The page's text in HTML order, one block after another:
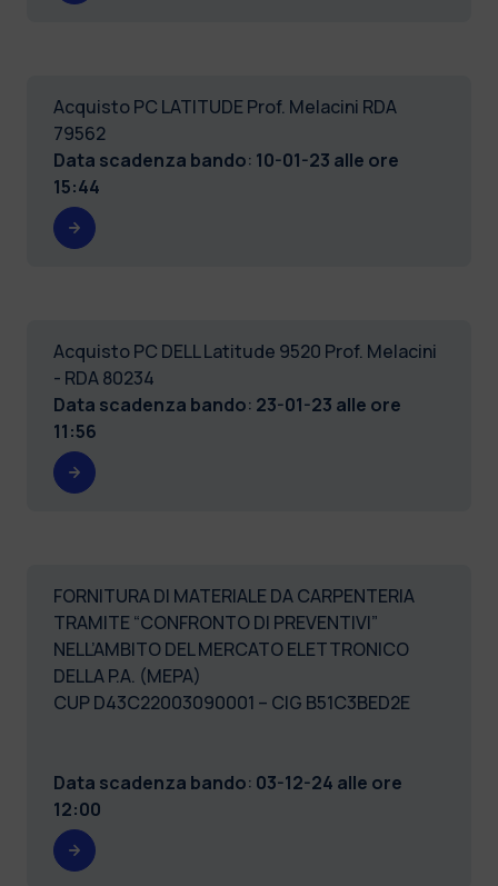
Acquisto PC LATITUDE Prof. Melacini RDA
79562
Data scadenza bando: 10-01-23 alle ore
15:44
Acquisto PC DELL Latitude 9520 Prof. Melacini
- RDA 80234
Data scadenza bando: 23-01-23 alle ore
11:56
FORNITURA DI MATERIALE DA CARPENTERIA
TRAMITE “CONFRONTO DI PREVENTIVI”
NELL’AMBITO DEL MERCATO ELETTRONICO
DELLA P.A. (MEPA)
CUP D43C22003090001 – CIG B51C3BED2E
Data scadenza bando: 03-12-24 alle ore
12:00